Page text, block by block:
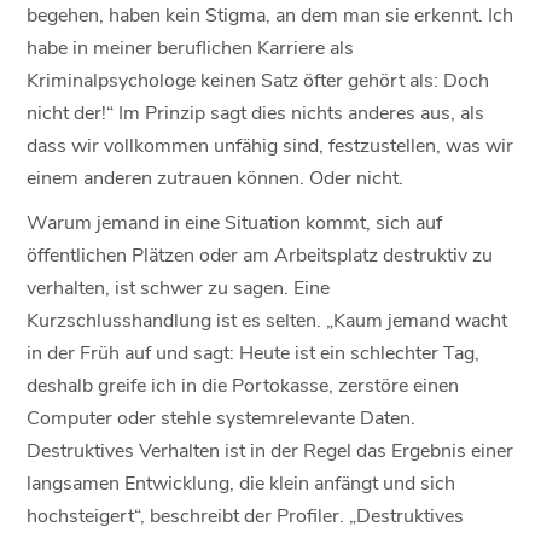
begehen, haben kein Stigma, an dem man sie erkennt. Ich
habe in meiner beruflichen Karriere als
Kriminalpsychologe keinen Satz öfter gehört als: Doch
nicht der!“ Im Prinzip sagt dies nichts anderes aus, als
dass wir vollkommen unfähig sind, festzustellen, was wir
einem anderen zutrauen können. Oder nicht.
Warum jemand in eine Situation kommt, sich auf
öffentlichen Plätzen oder am Arbeitsplatz destruktiv zu
verhalten, ist schwer zu sagen. Eine
Kurzschlusshandlung ist es selten. „Kaum jemand wacht
in der Früh auf und sagt: Heute ist ein schlechter Tag,
deshalb greife ich in die Portokasse, zerstöre einen
Computer oder stehle systemrelevante Daten.
Destruktives Verhalten ist in der Regel das Ergebnis einer
langsamen Entwicklung, die klein anfängt und sich
hochsteigert“, beschreibt der Profiler. „Destruktives